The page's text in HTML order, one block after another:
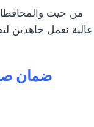
من حيث
عالية نعمل جاهدين
ضمان